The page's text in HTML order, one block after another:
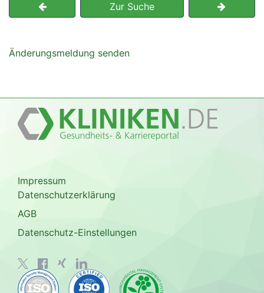
Zur Suche
Änderungsmeldung senden
Impressum
Datenschutzerklärung
AGB
Datenschutz-Einstellungen